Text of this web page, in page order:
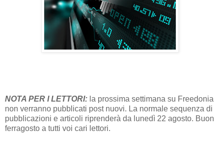
NOTA PER I LETTORI: la prossima settimana su Freedonia
non verranno pubblicati post nuovi. La normale sequenza di
pubblicazioni e articoli riprenderà da lunedì 22 agosto. Buon
ferragosto a tutti voi cari lettori.